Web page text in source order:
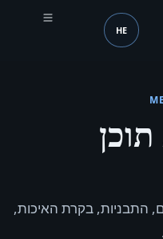
שפה (mobile header)
HE
התבניות, בקרת האיכות,